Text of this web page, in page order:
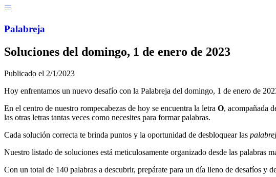
Palabreja
Soluciones del domingo, 1 de enero de 2023
Publicado el 2/1/2023
Hoy enfrentamos un nuevo desafío con la Palabreja del domingo, 1 de enero de
En el centro de nuestro rompecabezas de hoy se encuentra la letra O, acompañada
las otras letras tantas veces como necesites para formar palabras.
Cada solución correcta te brinda puntos y la oportunidad de desbloquear las
Nuestro listado de soluciones está meticulosamente organizado desde las palabras
Con un total de 140 palabras a descubrir, prepárate para un día lleno de desafíos y